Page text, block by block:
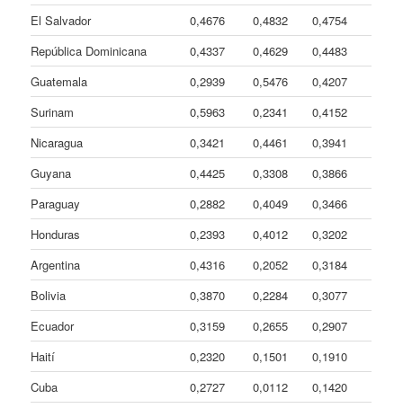
El Salvador
0,4676 0,4832
0,4754
República Dominicana
0,4337 0,4629
0,4483
Guatemala
0,2939 0,5476
0,4207
Surinam
0,5963 0,2341
0,4152
Nicaragua
0,3421 0,4461
0,3941
Guyana
0,4425 0,3308
0,3866
Paraguay
0,2882 0,4049
0,3466
Honduras
0,2393 0,4012
0,3202
Argentina
0,4316 0,2052
0,3184
Bolivia
0,3870 0,2284
0,3077
Ecuador
0,3159 0,2655
0,2907
Haití
0,2320 0,1501
0,1910
Cuba
0,2727 0,0112
0,1420